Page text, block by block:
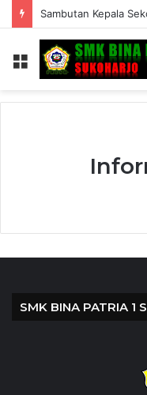
Menu
SMK BINA PATRIA 1